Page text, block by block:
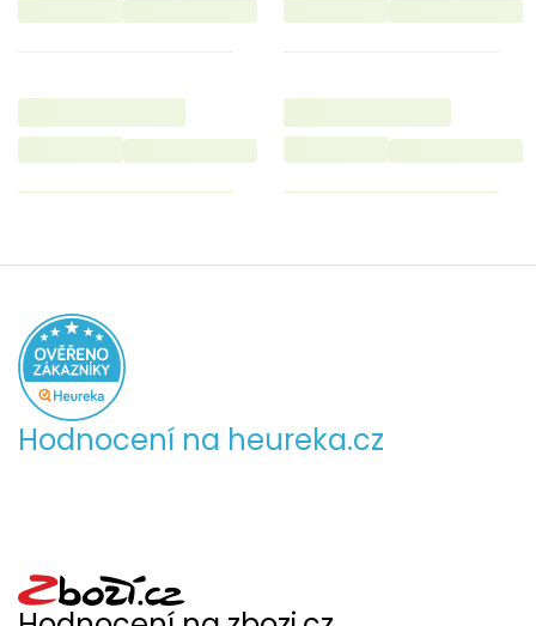
Hodnocení na heureka.cz